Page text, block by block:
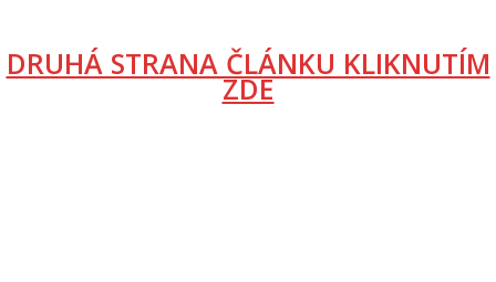
DRUHÁ STRANA ČLÁNKU KLIKNUTÍM
ZDE